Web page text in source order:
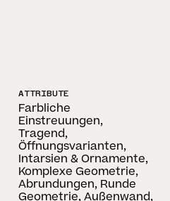
ATTRIBUTE
Farbliche
Einstreuungen,
Tragend,
Öffnungsvarianten,
Intarsien & Ornamente,
Komplexe Geometrie,
Abrundungen, Runde
Geometrie, Außenwand,